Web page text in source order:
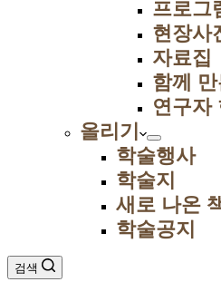
프로그
현장사
자료집
함께
연구자
올리기
학술행사
학술지
새로 나온
학술공지
검색